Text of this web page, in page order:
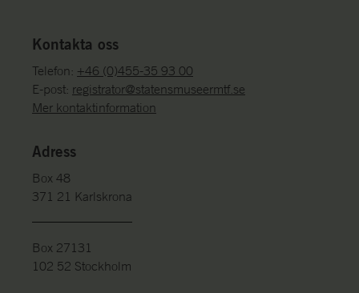
Kontakta oss
Telefon: +46 (0)455-35 93 00
E-post: registrator@statensmuseermtf.se
Mer kontaktinformation
Adress
Box 48
371 21 Karlskrona
Box 27131
102 52 Stockholm